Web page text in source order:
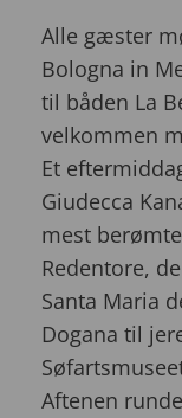
Alle gæster
Bologna in
til båden La
velkommen
Et
Giudecca
mest
Redentore,
Santa Maria
Dogana til
S
Aftenen